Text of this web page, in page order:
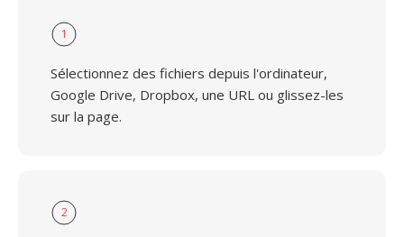
1
Sélectionnez des fichiers depuis l'ordinateur,
Google Drive, Dropbox, une URL ou glissez-les
sur la page.
2